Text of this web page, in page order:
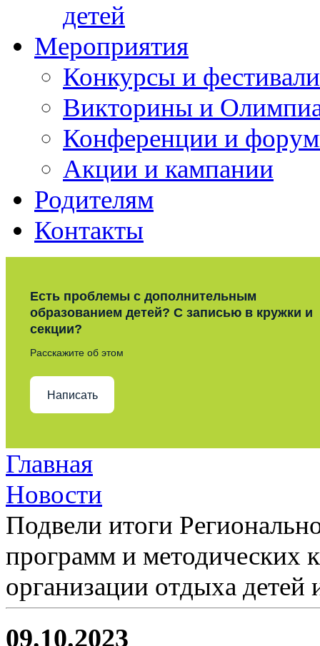
детей
Мероприятия
Конкурсы и фестивали
Викторины и
Конференции и
Акции и кампании
Родителям
Контакты
Есть проблемы с дополнительным
образованием детей? С записью в кружки и
секции?
Расскажите об этом
Написать
Главная
Новости
Подвели итоги
программ и методических
организации отдыха детей
09.10.2023